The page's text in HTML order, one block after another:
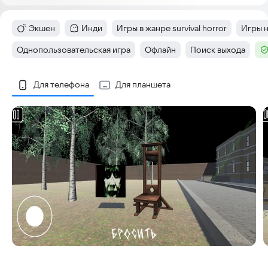
Категория
Экшен Категория
Инди Тег:
Игры в жанре survival horror Тег:
Игры
Тег:
Однопользовательская игра Тег:
Офлайн Тег:
Поиск выхода
Скриншоты
Для телефона Для планшета